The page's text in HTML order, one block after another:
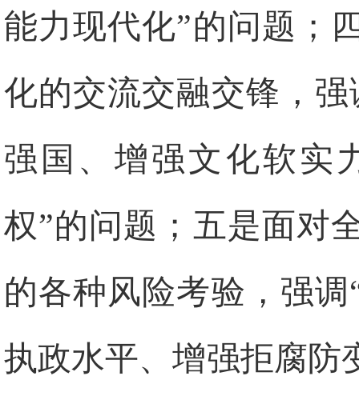
能力现代化”的问题；
化的交流交融交锋，
强国、增强文化软实
权”的问题；五是面对
的各种风险考验，强
执政水平、增强拒腐防